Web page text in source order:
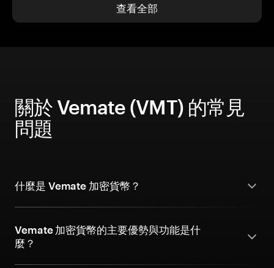
查看全部
關於 Vemate (VMT) 的常見
問題
什麼是 Vemate 加密貨幣？
Vemate 加密貨幣的主要優勢與功能是什
麼？